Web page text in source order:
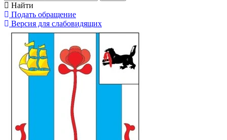
Найти
Подать обращение
Версия для слабовидящих